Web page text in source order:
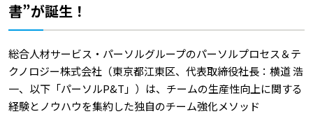
書”が誕生！
総合人材サービス・パーソルグループのパーソルプロセス＆テ
クノロジー株式会社（東京都江東区、代表取締役社長：横道 浩
一、以下「パーソルP&T」）は、チームの生産性向上に関する
経験とノウハウを集約した独自のチーム強化メソッド